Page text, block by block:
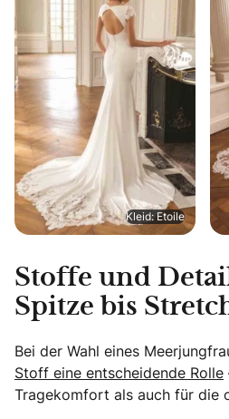
Kleid: Etoile
Stoffe und
Spitze bis
Bei der Wahl eines
Stoff eine entscheidende Rolle
Tragekomfort als auch für die